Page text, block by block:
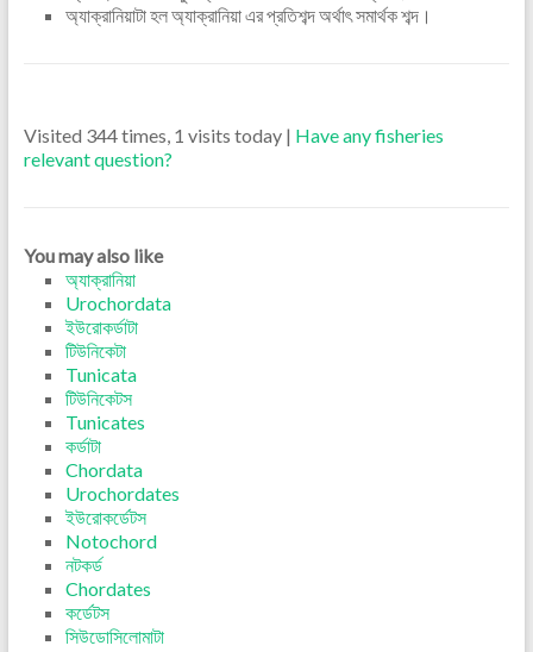
অ্যাক্রানিয়াটা হল অ্যাক্রানিয়া এর প্রতিশব্দ অর্থাৎ সমার্থক শব্দ।
Visited 344 times, 1 visits today | Have any fisheries
relevant question?
You may also like
অ্যাক্রানিয়া
Urochordata
ইউরোকর্ডাটা
টিউনিকেটা
Tunicata
টিউনিকেটস
Tunicates
কর্ডাটা
Chordata
Urochordates
ইউরোকর্ডেটস
Notochord
নটকর্ড
Chordates
কর্ডেটস
সিউডোসিলোমাটা